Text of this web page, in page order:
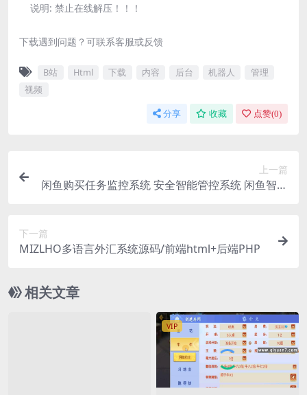
说明: 禁止在线解压！！！
下载遇到问题？可联系客服或反馈
B站 Html 下载 内容 后台 机器人
管理
视频
分享 收藏 点赞(0)
上一篇
闲鱼购买任务监控系统 安全智能管控系统 闲鱼智能
下一篇
MIZLHO多语言外汇系统源码/前端html+后端PHP
相关文章
VIP